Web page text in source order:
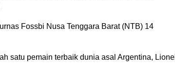
Fossbi Nusa Tenggara Barat (NTB) 14
satu pemain terbaik dunia asal Argentina, Lionel